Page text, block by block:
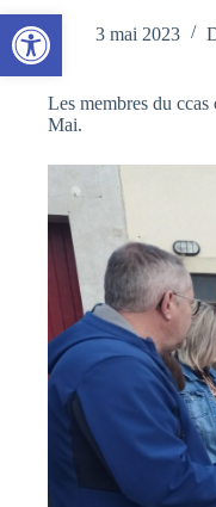
Ouvrir la barre d’outils 3 mai 2023
Les membres du
Mai.